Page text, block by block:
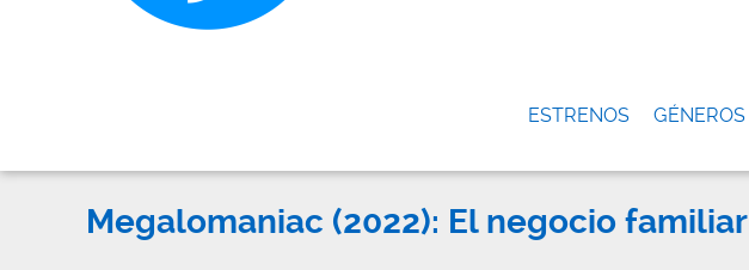
ESTRENOS GÉNEROS
Megalomaniac (2022): El negocio familiar